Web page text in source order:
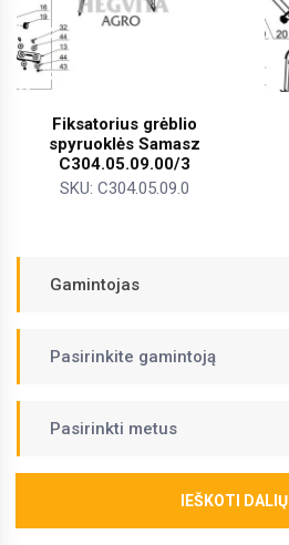
Gamintojas
Pasirinkite gamintoją
Pasirinkti metus
IEŠKOTI DALIŲ
Fiksatorius grėblio
spyruoklės Samasz
C304.05.09.00/3
SKU: C304.05.09.0